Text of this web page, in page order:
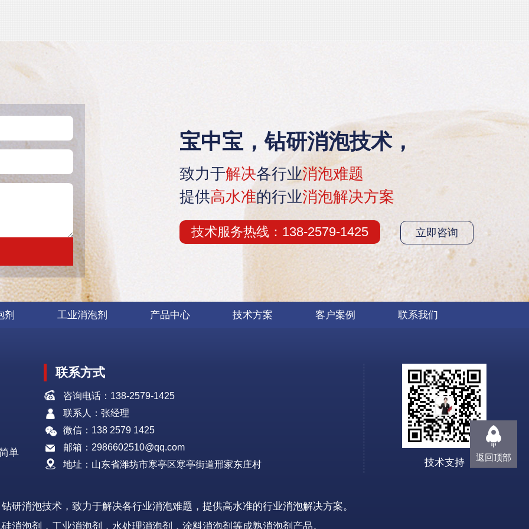
宝中宝，钻研消泡技术，
致力于解决各行业消泡难题
提供高水准的行业消泡解决方案
技术服务热线：138-2579-1425 立即咨询
剂 工业消泡剂 产品中心 技术方案 客户案例 联系我们
单
联系方式
咨询电话：138-2579-1425
联系人：张经理
微信：138 2579 1425
邮箱：2986602510@qq.com
地址：山东省潍坊市寒亭区寒亭街道邢家东庄村
技术支持
研消泡技术，致力于解决各行业消泡难题，提供高水准的行业消泡解决方案。
消泡剂，工业消泡剂，水处理消泡剂，涂料消泡剂等成熟消泡剂 产品。
返回顶部